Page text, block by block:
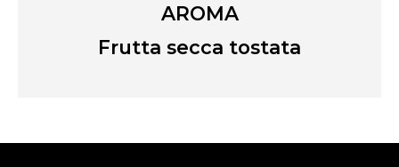
AROMA
Frutta secca tostata